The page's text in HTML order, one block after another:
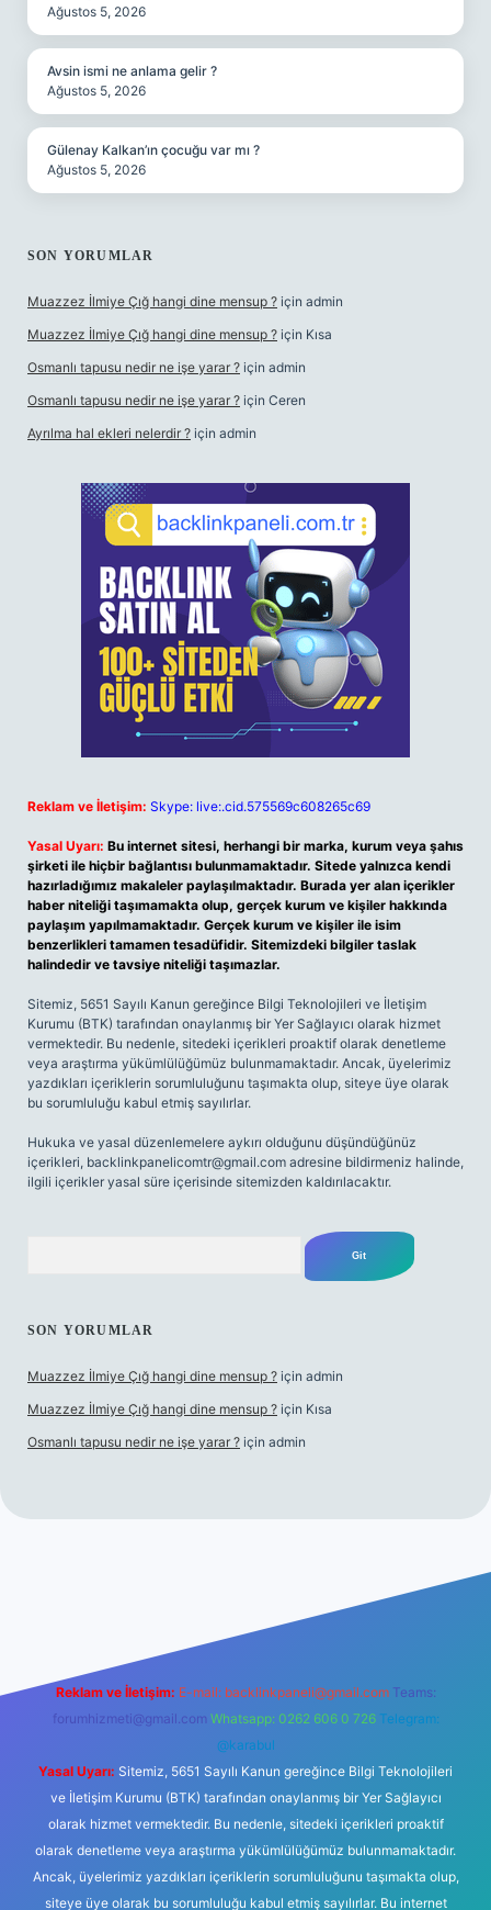
Ağustos 5, 2026
Avsin ismi ne anlama gelir ?
Ağustos 5, 2026
Gülenay Kalkan’ın çocuğu var mı ?
Ağustos 5, 2026
SON YORUMLAR
Muazzez İlmiye Çığ hangi dine mensup ? için admin
Muazzez İlmiye Çığ hangi dine mensup ? için Kısa
Osmanlı tapusu nedir ne işe yarar ? için admin
Osmanlı tapusu nedir ne işe yarar ? için Ceren
Ayrılma hal ekleri nelerdir ? için admin
Reklam ve İletişim: Skype: live:.cid.575569c608265c69
Yasal Uyarı: Bu internet sitesi, herhangi bir marka, kurum veya şahıs
şirketi ile hiçbir bağlantısı bulunmamaktadır. Sitede yalnızca kendi
hazırladığımız makaleler paylaşılmaktadır. Burada yer alan içerikler
haber niteliği taşımamakta olup, gerçek kurum ve kişiler hakkında
paylaşım yapılmamaktadır. Gerçek kurum ve kişiler ile isim
benzerlikleri tamamen tesadüfidir. Sitemizdeki bilgiler taslak
halindedir ve tavsiye niteliği taşımazlar.
Sitemiz, 5651 Sayılı Kanun gereğince Bilgi Teknolojileri ve İletişim
Kurumu (BTK) tarafından onaylanmış bir Yer Sağlayıcı olarak hizmet
vermektedir. Bu nedenle, sitedeki içerikleri proaktif olarak denetleme
veya araştırma yükümlülüğümüz bulunmamaktadır. Ancak, üyelerimiz
yazdıkları içeriklerin sorumluluğunu taşımakta olup, siteye üye olarak
bu sorumluluğu kabul etmiş sayılırlar.
Hukuka ve yasal düzenlemelere aykırı olduğunu düşündüğünüz
içerikleri, backlinkpanelicomtr@gmail.com adresine bildirmeniz halinde,
ilgili içerikler yasal süre içerisinde sitemizden kaldırılacaktır.
SON YORUMLAR
Muazzez İlmiye Çığ hangi dine mensup ? için admin
Muazzez İlmiye Çığ hangi dine mensup ? için Kısa
Osmanlı tapusu nedir ne işe yarar ? için admin
m elexbet
Reklam ve İletişim: E-mail: backlinkpaneli@gmail.com Teams:
forumhizmeti@gmail.com Whatsapp: 0262 606 0 726 Telegram:
@karabul
Yasal Uyarı: Sitemiz, 5651 Sayılı Kanun gereğince Bilgi Teknolojileri
ve İletişim Kurumu (BTK) tarafından onaylanmış bir Yer Sağlayıcı
olarak hizmet vermektedir. Bu nedenle, sitedeki içerikleri proaktif
olarak denetleme veya araştırma yükümlülüğümüz bulunmamaktadır.
Ancak, üyelerimiz yazdıkları içeriklerin sorumluluğunu taşımakta olup,
siteye üye olarak bu sorumluluğu kabul etmiş sayılırlar. Bu internet